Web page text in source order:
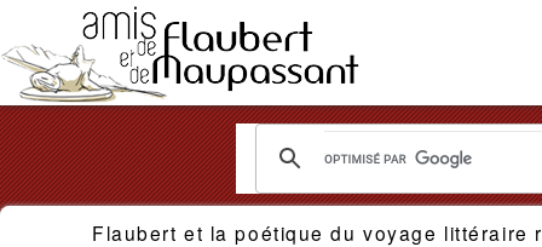
Les
Flaubert et la poétique du voyage littéraire